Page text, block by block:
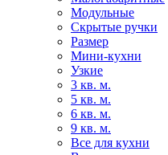
Модульные
Скрытые ручки
Размер
Мини-кухни
Узкие
3 кв. м.
5 кв. м.
6 кв. м.
9 кв. м.
Все для кухни